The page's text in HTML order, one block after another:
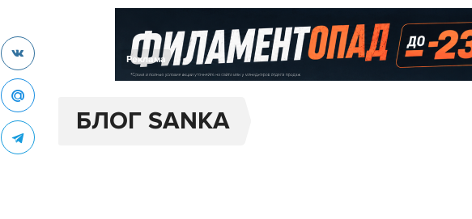
Реклама
БЛОГ SANKA